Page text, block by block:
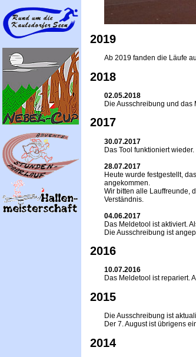
2019
Ab 2019 fanden die Läufe
2018
02.05.2018
Die Ausschreibung und das
2017
30.07.2017
Das Tool funktioniert wieder.
28.07.2017
Heute wurde festgestellt,
angekommen.
Wir bitten alle Lauffreunde,
Verständnis.
04.06.2017
Das Meldetool ist aktiviert.
Die Ausschreibung ist
2016
10.07.2016
Das Meldetool ist repariert.
2015
Die Ausschreibung ist
Der 7. August ist übrigens
2014